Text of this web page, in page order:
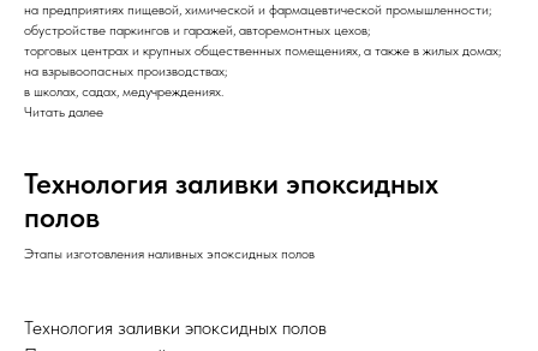
на предприятиях пищевой, химической и фармацевтической промышленности;
обустройстве паркингов и гаражей, авторемонтных цехов;
торговых центрах и крупных общественных помещениях, а также в жилых домах;
на взрывоопасных производствах;
в школах, садах, медучреждениях.
Читать далее
Технология заливки эпоксидных
полов
Этапы изготовления наливных эпоксидных полов
Технология заливки эпоксидных полов